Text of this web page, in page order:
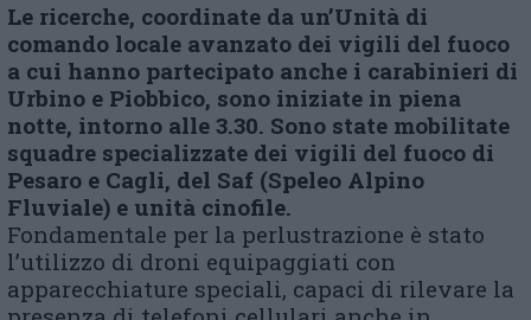
Le ricerche, coordinate da un’Unità di
comando locale avanzato dei vigili del fuoco
a cui hanno partecipato anche i carabinieri di
Urbino e Piobbico, sono iniziate in piena
notte, intorno alle 3.30. Sono state mobilitate
squadre specializzate dei vigili del fuoco di
Pesaro e Cagli, del Saf (Speleo Alpino
Fluviale) e unità cinofile.
Fondamentale per la perlustrazione è stato
l’utilizzo di droni equipaggiati con
apparecchiature speciali, capaci di rilevare la